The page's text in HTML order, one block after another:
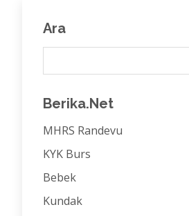
Ara
Berika.Net
MHRS Randevu
KYK Burs
Bebek
Kundak